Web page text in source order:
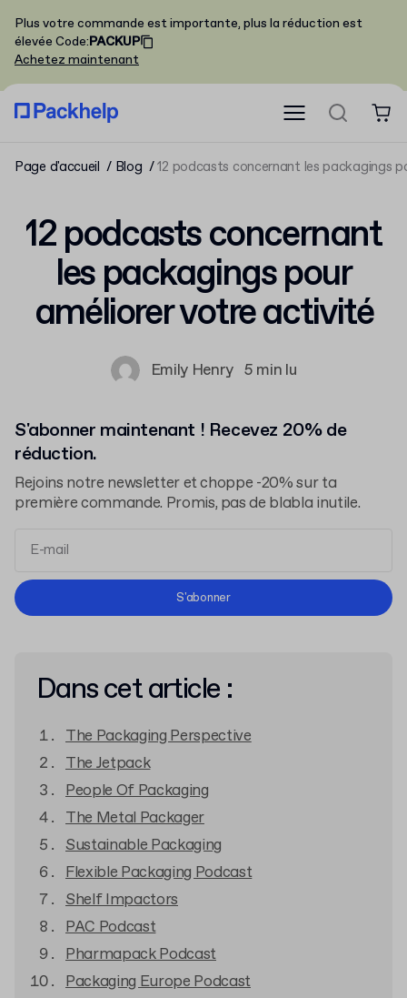
Plus votre commande est importante, plus la réduction est
élevée Code:PACKUP
Achetez maintenant
Page d'accueil Blog 12 podcasts concernant les packagings
12 podcasts concernant
les packagings pour
améliorer votre activité
Emily Henry 5 min lu
S'abonner maintenant ! Recevez 20% de
réduction.
Rejoins notre newsletter et choppe -20% sur ta
première commande. Promis, pas de blabla inutile.
Conditions d'Utilisation
S'abonner
Dans cet article :
The Packaging Perspective
The Jetpack
People Of Packaging
The Metal Packager
Sustainable Packaging
Flexible Packaging Podcast
Shelf Impactors
PAC Podcast
Pharmapack Podcast
Packaging Europe Podcast